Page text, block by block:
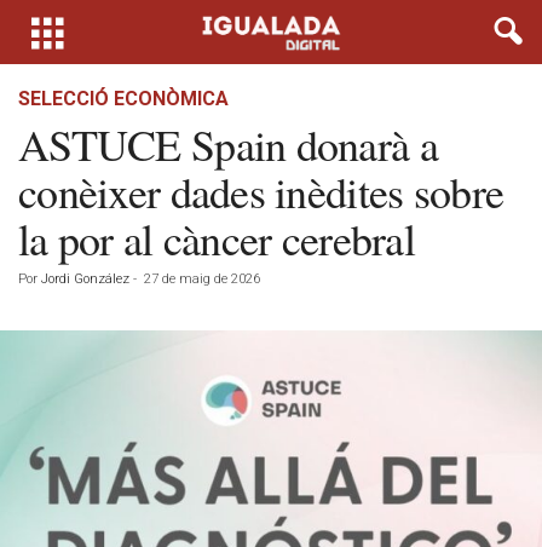
SELECCIÓ ECONÒMICA
ASTUCE Spain donarà a
conèixer dades inèdites sobre
la por al càncer cerebral
Por Jordi González - 27 de maig de 2026